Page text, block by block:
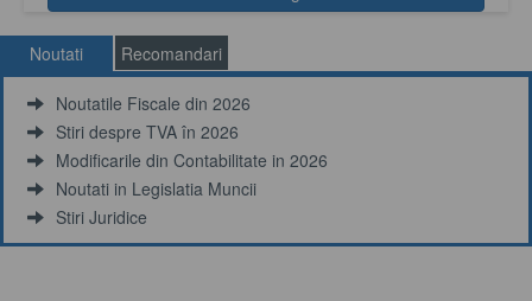
Noutati Recomandari
Noutatile Fiscale din 2026
Stiri despre TVA în 2026
Modificarile din Contabilitate in 2026
Noutati in Legislatia Muncii
Stiri Juridice